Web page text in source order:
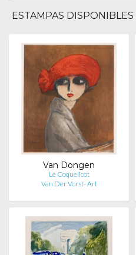
ESTAMPAS
Van Dongen
Le Coquelicot
Van Der Vorst- Art